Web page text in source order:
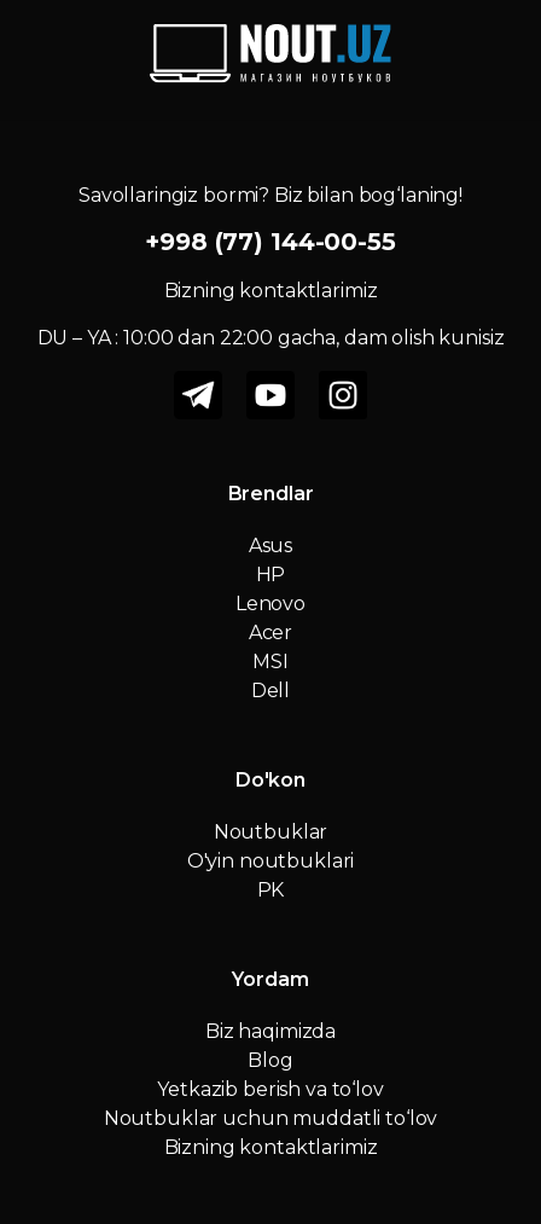
Savollaringiz bormi? Biz bilan bog‘laning!
+998 (77) 144-00-55
Bizning kontaktlarimiz
DU – YA : 10:00 dan 22:00 gacha, dam olish kunisiz
Brendlar
Asus
HP
Lenovo
Acer
MSI
Dell
Do'kon
Noutbuklar
O'yin noutbuklari
PK
Yordam
Biz haqimizda
Blog
Yetkazib berish va to‘lov
Noutbuklar uchun muddatli to‘lov
Bizning kontaktlarimiz